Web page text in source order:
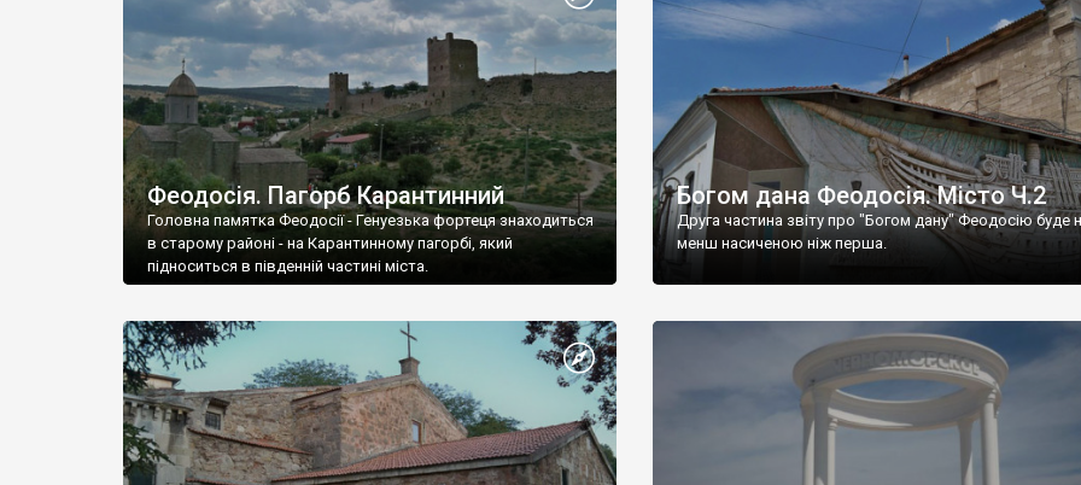
Феодосія. Пагорб Карантинний
Головна памятка Феодосії - Генуезька фортеця знаходиться
в старому районі - на Карантинному пагорбі, який
підноситься в південній частині міста.
Богом дана Феодосія. Місто Ч.2
Друга частина звіту про "Богом дану" Феодосію буде
менш насиченою ніж перша.